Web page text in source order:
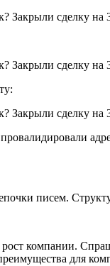
писем.
компании.
для